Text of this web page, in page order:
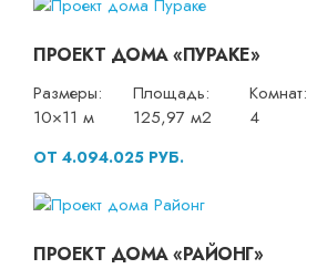
ПРОЕКТ ДОМА «ПУРАКЕ»
Размеры:
10×11 м
Площадь:
125,97 м2
Комнат:
4
ОТ 4.094.025 РУБ.
ПРОЕКТ ДОМА «РАЙОНГ»